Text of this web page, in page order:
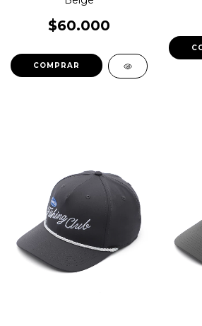
$60.000